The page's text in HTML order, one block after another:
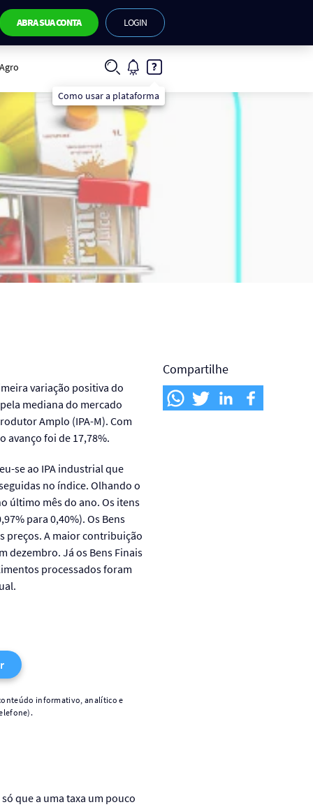
ABRA SUA CONTA LOGIN
Como usar a plataforma
variação positiva do
mediana do mercado
Amplo (IPA-M). Com
avanço foi de 17,78%.
se ao IPA industrial que
no índice. Olhando o
último mês do ano. Os itens
para 0,40%). Os Bens
preços. A maior contribuição
dezembro. Já os Bens Finais
processados foram
informativo, analítico e
que a uma taxa um pouco
Compartilhe